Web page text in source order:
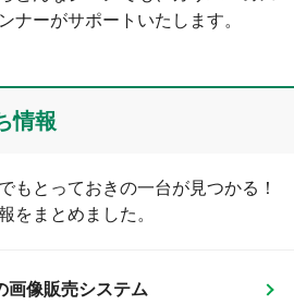
ナーがサポートいたします。
情報
もとっておきの一台が見つかる！
をまとめました。
画像販売システム